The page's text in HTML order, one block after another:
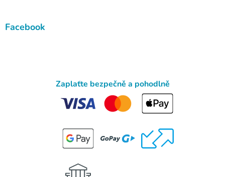
Facebook
Zaplaťte bezpečně a pohodlně